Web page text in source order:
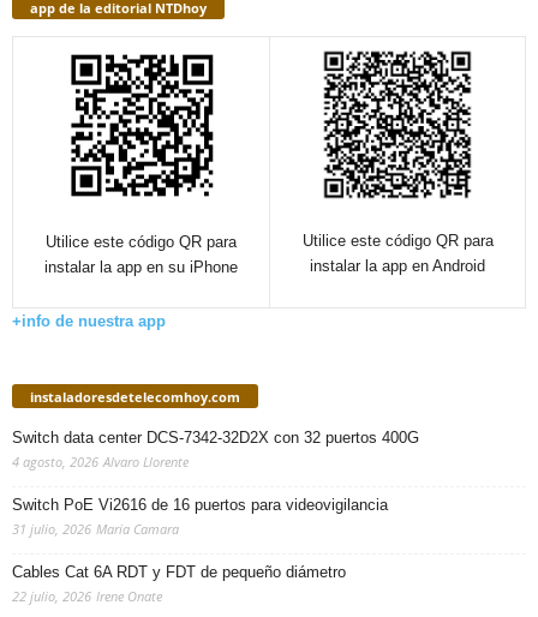
app de la editorial NTDhoy
Utilice este código QR para
instalar la app en su iPhone
Utilice este código QR para
instalar la app en Android
+info de nuestra app
instaladoresdetelecomhoy.com
Switch data center DCS-7342-32D2X con 32 puertos 400G
4 agosto, 2026 Alvaro Llorente
Switch PoE Vi2616 de 16 puertos para videovigilancia
31 julio, 2026 Maria Camara
Cables Cat 6A RDT y FDT de pequeño diámetro
22 julio, 2026 Irene Onate